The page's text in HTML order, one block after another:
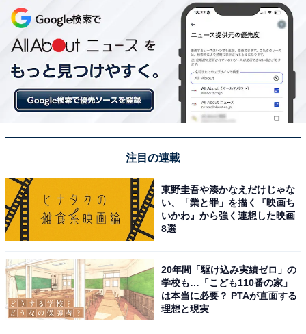
ローソンの「シングルオリジン」は、ブレンドしていな
い単一のコーヒー豆を使うことで豆本来の特徴がストレ
ートに出るため、味わいや香りなどの違いを存分に楽し
めるのが魅力。2014年より世界の生産地域や農園から厳
選した8ヶ国19種のシングルオリジンコーヒーを販売
し、好評を博しているといいます。
のりとした甘さを感じるクリアな酸味を楽しめるそうな
ので、ぜひ味わってみませんか？
注目の連載
東野圭吾や湊かなえだけじゃな
い、「業と罪」を描く『映画ち
いかわ』から強く連想した映画
8選
20年間「駆け込み実績ゼロ」の
学校も…「こども110番の家」
は本当に必要？ PTAが直面する
理想と現実